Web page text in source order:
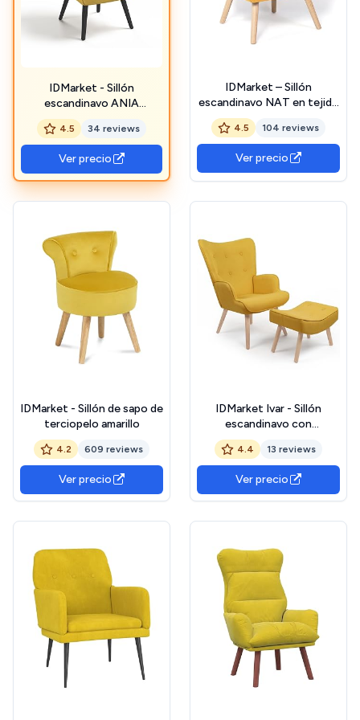
IDMarket - Sillón
escandinavo ANIA
Terciopelo Amarillo
4.5 34 reviews
Ver precio
IDMarket – Sillón
escandinavo NAT en tejido
amarillo mostaza
4.5 104 reviews
Ver precio
IDMarket - Sillón de sapo de
terciopelo amarillo
4.2 609 reviews
Ver precio
IDMarket Ivar - Sillón
escandinavo con
reposapiés amarillo
4.4 13 reviews
Ver precio